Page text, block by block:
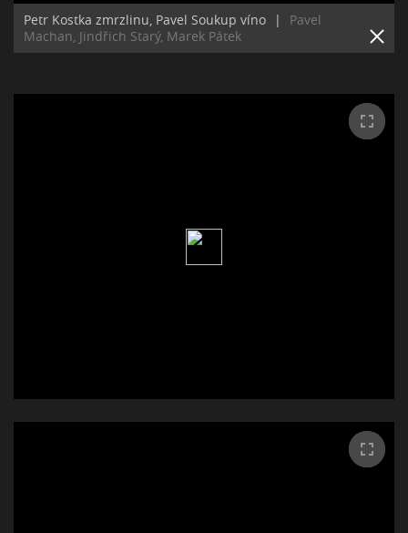
Petr Kostka zmrzlinu, Pavel Soukup víno |
Pavel
Machan, Jindřich Starý, Marek Pátek